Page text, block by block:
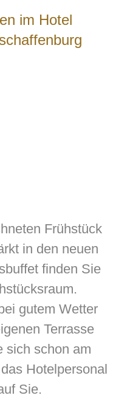
im Hotel
Frühstück
in den neuen
finden Sie
gutem Wetter
Terrasse
sich schon am
Hotelpersonal
Sie.